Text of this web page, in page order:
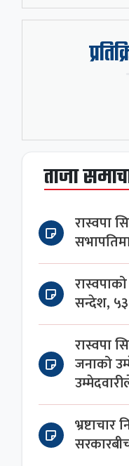
ताजा
रास्वपा
सन्देश, ५३
रास्वपा
जनाको